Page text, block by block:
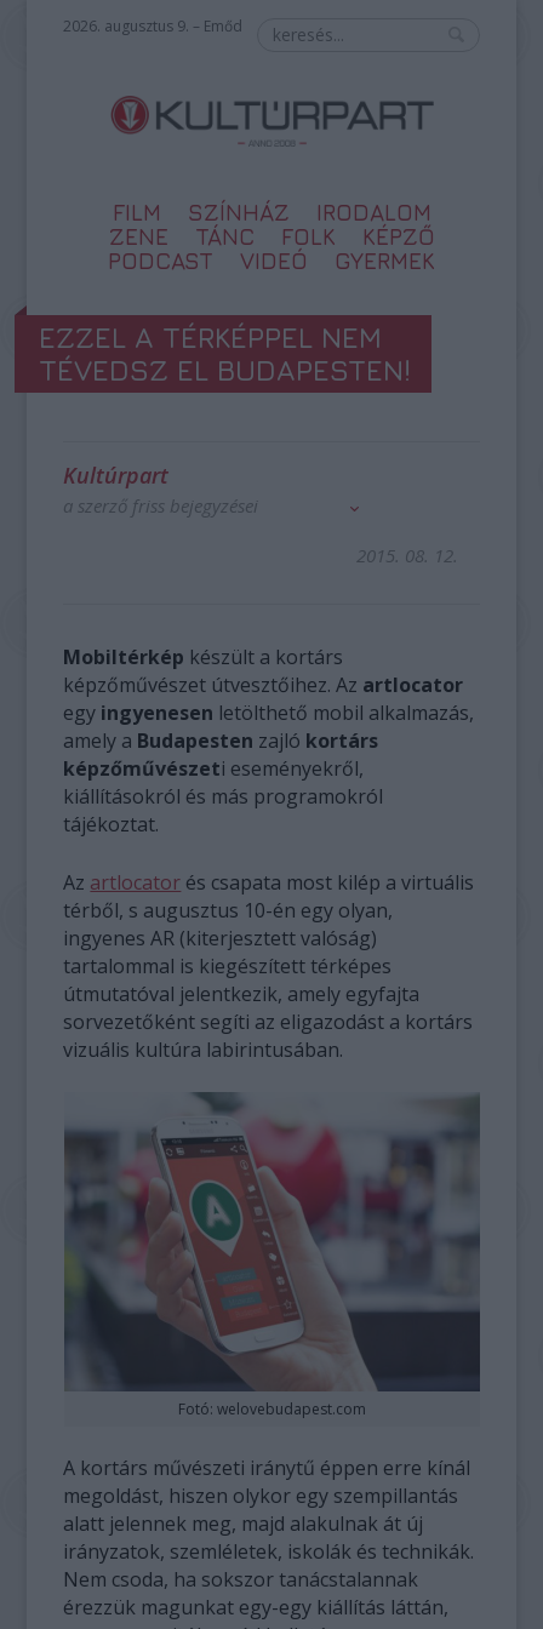
2026. augusztus 9. – Emőd
FILM SZÍNHÁZ
IRODALOM
ZENE
TÁNC FOLK
KÉPZŐ
PODCAST
VIDEÓ GYERMEK
EZZEL A TÉRKÉPPEL NEM
TÉVEDSZ EL BUDAPESTEN!
Kultúrpart
a szerző friss bejegyzései
2015. 08. 12.
Mobiltérkép készült a kortárs
képzőművészet útvesztőihez. Az artlocator
egy ingyenesen letölthető mobil alkalmazás,
amely a Budapesten zajló kortárs
képzőművészeti eseményekről,
kiállításokról és más programokról
tájékoztat.
Az artlocator és csapata most kilép a virtuális
térből, s augusztus 10-én egy olyan,
ingyenes AR (kiterjesztett valóság)
tartalommal is kiegészített térképes
útmutatóval jelentkezik, amely egyfajta
sorvezetőként segíti az eligazodást a kortárs
vizuális kultúra labirintusában.
Fotó: welovebudapest.com
A kortárs művészeti iránytű éppen erre kínál
megoldást, hiszen olykor egy szempillantás
alatt jelennek meg, majd alakulnak át új
irányzatok, szemléletek, iskolák és technikák.
Nem csoda, ha sokszor tanácstalannak
érezzük magunkat egy-egy kiállítás láttán,